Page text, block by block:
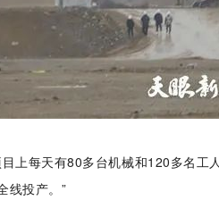
上每天有80多台机械和120多名工
线投产。”